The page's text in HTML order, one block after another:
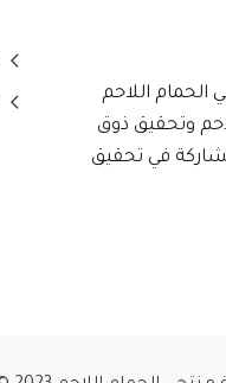
اللاحم
وتحقيق ذوق
في تحقيق